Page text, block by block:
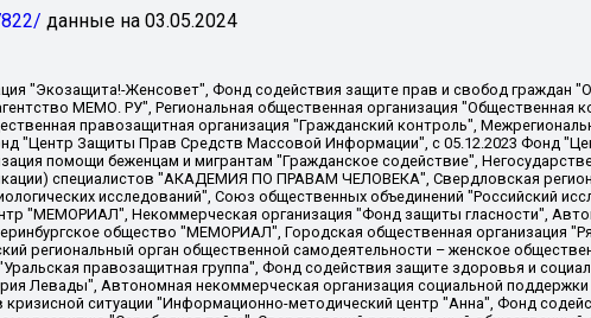
данные на 03.05.2024
фонд "Гражданский союз", "Север.Реалии", Некоммерческая организация Фонд "Правовая инициатива", Общество с ограниченной ответственностью "Радио Свободная Европа/Радио Свобода", Чешское информационное агентство "MEDIUM-ORIENT", Красноярская региональная общественная организация "Мы против СПИДа", Камалягин Денис Николаевич, Маркелов Сергей Евгеньевич, Пономарев Лев Александрович, Савицкая Людмила Алексеевна, Автономная некоммерческая организация "Центр по работе с проблемой насилия "НАСИЛИЮ.НЕТ", Межрегиональный профессиональный союз работников здравоохранения "Альянс врачей", Юридическое лицо, зарегистрированное в Латвийской Республике, SIA "Medusa Project" (регистрационный номер 40103797863, дата регистрации 10.06.2014), Некоммерческая организация "Фонд по борьбе с коррупцией", Автономная некоммерческая организация "Институт права и публичной политики", Баданин Роман Сергеевич, Гликин Максим Александрович, Железнова Мария Михайловна, Лукьянова Юлия Сергеевна, Маетная Елизавета Витальевна, Маняхин Петр Борисович, Чуракова Ольга Владимировна, Ярош Юлия Петровна, Юридическое лицо "The Insider SIA", зарегистрированное в Риге, Латвийская Республика (дата регистрации 26.06.2015), являющееся администратором доменного имени интернет-издания "The Insider SIA", https://theins.ru, Постернак Алексей Евгеньевич, Рубин Михаил Аркадьевич, Анин Роман Александрович, Юридическое лицо Istories fonds, зарегистрированное в Латвийской Республике (регистрационный номер 50008295751, дата регистрации 24.02.2020), Великовский Дмитрий Александрович, Долинина Ирина Николаевна, Мароховская Алеся Алексеевна, Шлейнов Роман Юрьевич, Шмагун Олеся Валентиновна, Общество с ограниченной ответственностью "Альтаир 2021", Общество с ограниченной ответственностью "Вега 2021", Общество с ограниченной ответственностью "Главный редактор 2021", Общество с ограниченной ответственностью "Ромашки монолит", Важенков Артем Валерьевич, Ивановская областная общественная организация "Центр гендерных исследований", Гурман Юрий Альбертович, Медиапроект "ОВД-Инфо", Егоров Владимир Владимирович, Жилинский Владимир Александрович, Общество с ограниченной ответственностью "ЗП", Иванова София Юрьевна, Карезина Инна Павловна, Кильтау Екатерина Викторовна, Петров Алексей Викторович, Пискунов Сергей Евгеньевич, Смирнов Сергей Сергеевич, Тихонов Михаил Сергеевич, Общество с ограниченной ответственностью "ЖУРНАЛИСТ-ИНОСТРАННЫЙ АГЕНТ", Арапова Галина Юрьевна, Вольтская Татьяна Анатольевна, Американская компания "Mason G.E.S. Anonymous Foundation" (США), являющаяся владельцем интернет-издания https://mnews.world/, Компания "Stichting Bellingcat", зарегистрированная в Нидерландах (дата регистрации 11.07.2018), Захаров Андрей Вячеславович, Клепиковская Екатерина Дмитриевна, Общество с ограниченной ответственностью "МЕМО", Перл Роман Александрович, Симонов Евгений Алексеевич, Соловьева Елена Анатольевна, Сотников Даниил Владимирович, Сурначева Елизавета Дмитриевна, Автономная некоммерческая организация по защите прав человека и информированию населения "Якутия – Наше Мнение", Общество с ограниченной ответственностью "Москоу диджитал медиа", с 26.01.2023 Общество с ограниченной ответственностью "Чайка Белые сады", Ветошкина Валерия Валерьевна, Заговора Максим Александрович, Межрегиональное общественное движение "Российская ЛГБТ - сеть", Оленичев Максим Владимирович, Павлов Иван Юрьевич, Скворцова Елена Сергеевна, Общество с ограниченной ответственностью "Как бы инагент", Кочетков Игорь Викторович, Общество с ограниченной ответственностью "Честные выборы", Еланчик Олег Александрович, Общество с ограниченной ответственностью "Нобелевский призыв", Гималова Регина Эмилевна, Григорьев Андрей Валерьевич, Григорьева Алина Александровна, Ассоциация по содействию защите прав призывников, альтернативнослужащих и военнослужащих "Правозащитная группа "Гражданин.Армия.Право", Хисамова Регина Фаритовна, Автономная некоммерческая организация по